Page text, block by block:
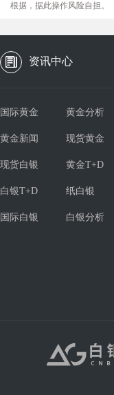
根据，据此操作风险自担。
资讯中心
国际黄金 黄金分析
黄金新闻 现货黄金
现货白银 黄金T+D
白银T+D 纸白银
国际白银 白银分析